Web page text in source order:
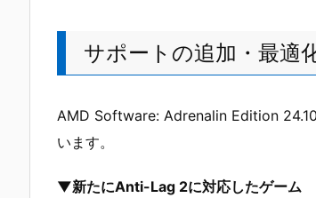
サポートの追加・最適
AMD Software: Adrenalin Edition
います。
▼新たにAnti-Lag 2に対応したゲーム